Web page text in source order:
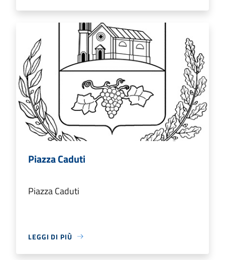
Piazza Caduti
Piazza Caduti
LEGGI DI PIÙ